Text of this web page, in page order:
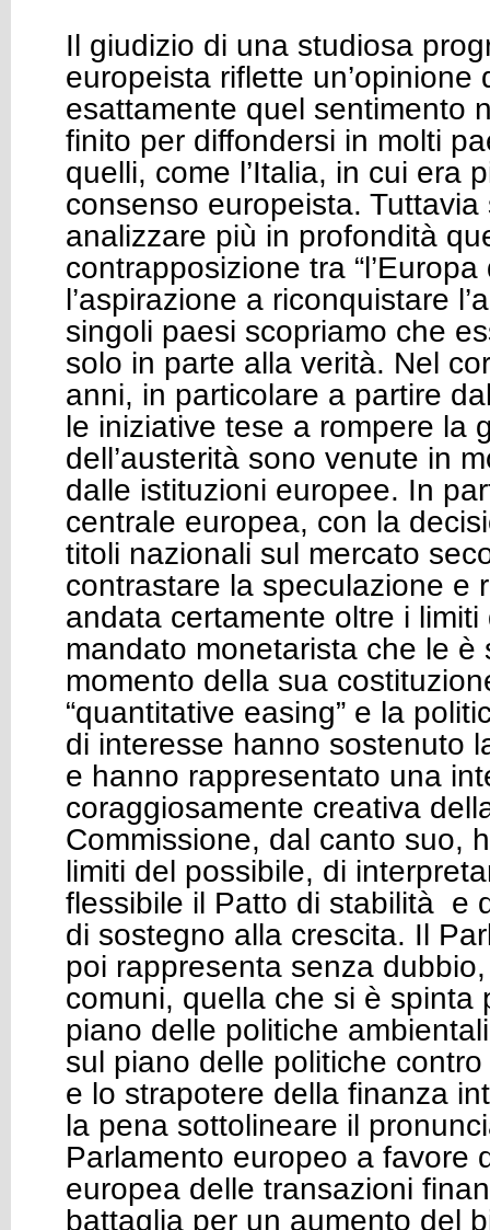
Il giudizio di una studiosa
europeista riflette un’opinione
esattamente quel sentimento
finito per diffondersi in molti
quelli, come l’Italia, in cui era
consenso europeista.
analizzare più in profondità
contrapposizione tra “l’Europa
l’aspirazione a riconquistare
singoli paesi scopriamo che
solo in parte alla verità. Nel
anni, in particolare a partire
le iniziative tese a rompere la
dell’austerità sono venute in
dalle istituzioni europee. In
centrale europea, con la
titoli nazionali sul mercato
contrastare la speculazione e
andata certamente oltre i limiti
mandato monetarista che le è
momento della sua
“quantitative easing” e la
di interesse hanno sostenuto
e hanno rappresentato una
coraggiosamente creativa
Commissione, dal canto suo,
limiti del possibile, di
flessibile il Patto di stabilità e
di sostegno alla crescita. Il
poi rappresenta senza
comuni, quella che si è spinta
piano delle politiche
sul piano delle politiche
e lo strapotere della finanza
la pena sottolineare il
Parlamento europeo a favore
europea delle transazioni
battaglia per un aumento del